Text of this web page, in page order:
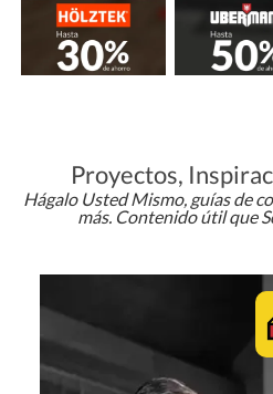
Proyectos,
Hágalo Usted Mismo, guías de
más. Contenido útil que